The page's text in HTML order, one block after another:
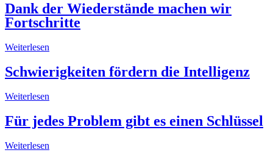
Dank der Wiederstände machen wir
Fortschritte
Weiterlesen
Schwierigkeiten fördern die Intelligenz
Weiterlesen
Für jedes Problem gibt es einen Schlüssel
Weiterlesen